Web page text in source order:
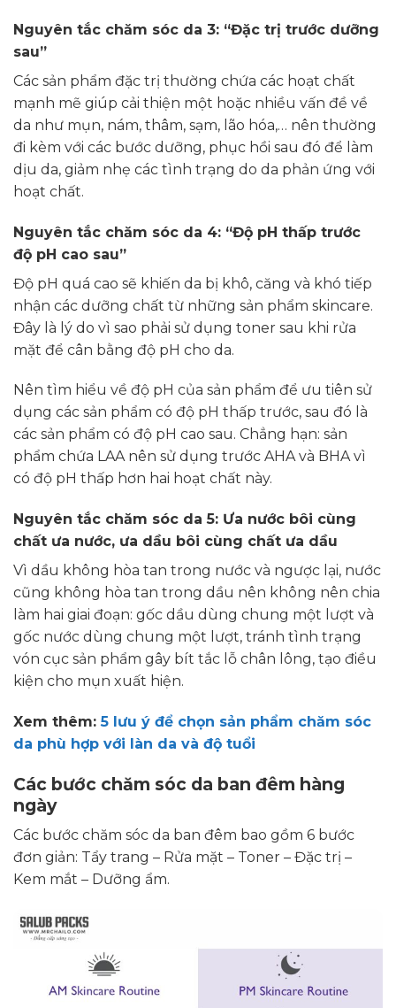
Nguyên tắc chăm sóc da 3: “Đặc trị trước dưỡng
sau”
Các sản phẩm đặc trị thường chứa các hoạt chất
mạnh mẽ giúp cải thiện một hoặc nhiều vấn đề về
da như mụn, nám, thâm, sạm, lão hóa,… nên thường
đi kèm với các bước dưỡng, phục hồi sau đó để làm
dịu da, giảm nhẹ các tình trạng do da phản ứng với
hoạt chất.
Nguyên tắc chăm sóc da 4: “Độ pH thấp trước
độ pH cao sau”
Độ pH quá cao sẽ khiến da bị khô, căng và khó tiếp
nhận các dưỡng chất từ những sản phẩm skincare.
Đây là lý do vì sao phải sử dụng toner sau khi rửa
mặt để cân bằng độ pH cho da.
Nên tìm hiểu về độ pH của sản phẩm để ưu tiên sử
dụng các sản phẩm có độ pH thấp trước, sau đó là
các sản phẩm có độ pH cao sau. Chẳng hạn: sản
phẩm chứa LAA nên sử dụng trước AHA và BHA vì
có độ pH thấp hơn hai hoạt chất này.
Nguyên tắc chăm sóc da 5: Ưa nước bôi cùng
chất ưa nước, ưa dầu bôi cùng chất ưa dầu
Vì dầu không hòa tan trong nước và ngược lại, nước
cũng không hòa tan trong dầu nên không nên chia
làm hai giai đoạn: gốc dầu dùng chung một lượt và
gốc nước dùng chung một lượt, tránh tình trạng
vón cục sản phẩm gây bít tắc lỗ chân lông, tạo điều
kiện cho mụn xuất hiện.
Xem thêm:5 lưu ý để chọn sản phẩm chăm sóc
da phù hợp với làn da và độ tuổi
Các bước chăm sóc da ban đêm hàng
ngày
Các bước chăm sóc da ban đêm bao gồm 6 bước
đơn giản: Tẩy trang – Rửa mặt – Toner – Đặc trị –
Kem mắt – Dưỡng ẩm.